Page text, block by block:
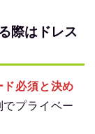
際はドレス
ド必須と決め
プライベー